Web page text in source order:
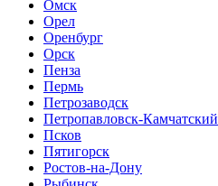
Омск
Орел
Оренбург
Орск
Пенза
Пермь
Петрозаводск
Петропавловск-Камчатский
Псков
Пятигорск
Ростов-на-Дону